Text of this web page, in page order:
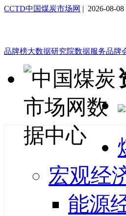
CCTD中国煤炭市场网 | 2026-08-
品牌榜大数据研究院数据服务品牌
宏观经
能源